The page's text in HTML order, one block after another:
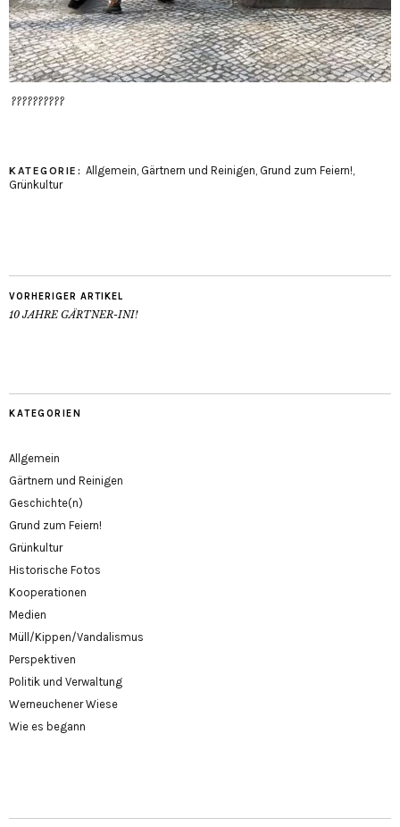
??????????
KATEGORIE: Allgemein Gärtnern und Reinigen Grund zum Feiern!
Grünkultur
VORHERIGER ARTIKEL
10 JAHRE GÄRTNER-INI!
KATEGORIEN
Allgemein
Gärtnern und Reinigen
Geschichte(n)
Grund zum Feiern!
Grünkultur
Historische Fotos
Kooperationen
Medien
Müll/Kippen/Vandalismus
Perspektiven
Politik und Verwaltung
Werneuchener Wiese
Wie es begann